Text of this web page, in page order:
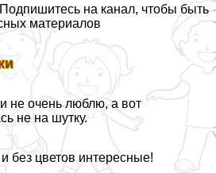
на канал, чтобы быть
материалов
не очень люблю, а вот
не на шутку.
без цветов интересные!